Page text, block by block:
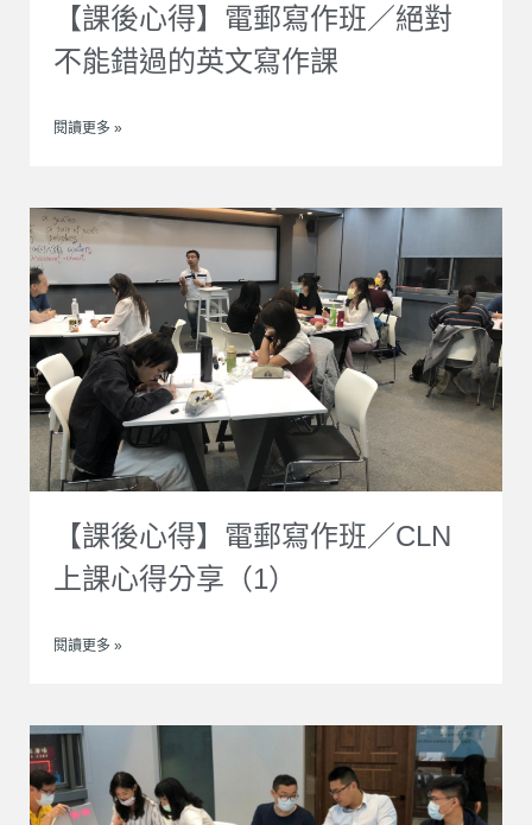
【課後心得】電郵寫作班／絕對
不能錯過的英文寫作課
閱讀更多 »
【課後心得】電郵寫作班／CLN
上課心得分享（1）
閱讀更多 »